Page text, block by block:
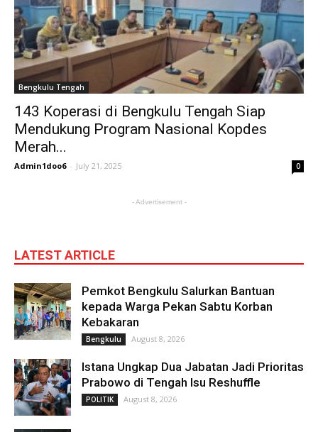
Bengkulu Tengah
143 Koperasi di Bengkulu Tengah Siap
Mendukung Program Nasional Kopdes
Merah...
Admin1doo6 - July 21, 2025 0
- Advertisement -
LATEST ARTICLE
Pemkot Bengkulu Salurkan Bantuan
kepada Warga Pekan Sabtu Korban
Kebakaran
Bengkulu August 8, 2026
Istana Ungkap Dua Jabatan Jadi Prioritas
Prabowo di Tengah Isu Reshuffle
POLITIK August 8, 2026